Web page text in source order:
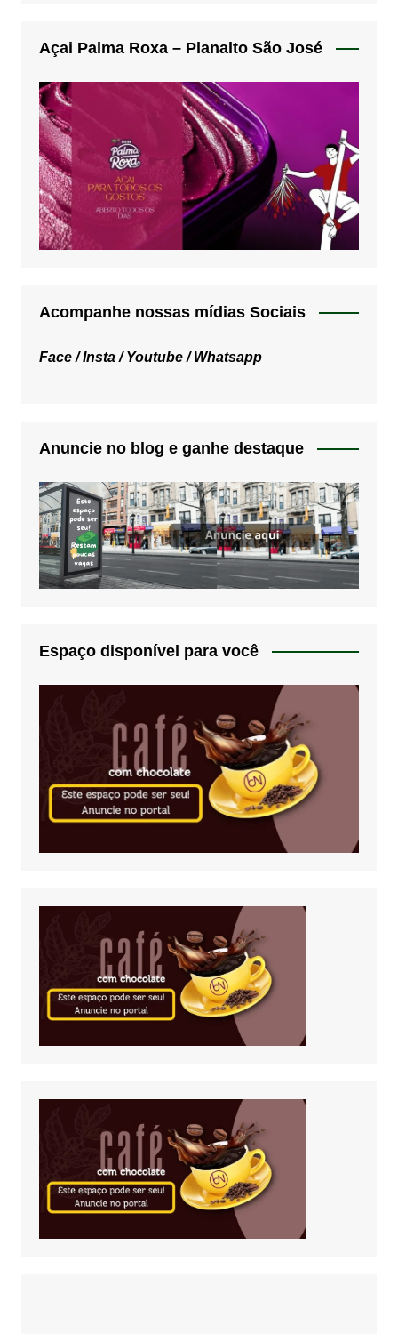
Açai Palma Roxa – Planalto São José
Acompanhe nossas mídias Sociais
Face /Insta /Youtube /Whatsapp
Anuncie no blog e ganhe destaque
Espaço disponível para você